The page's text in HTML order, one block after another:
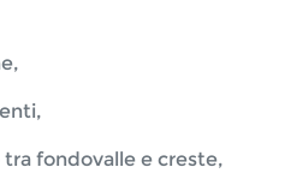
fondovalle e creste,